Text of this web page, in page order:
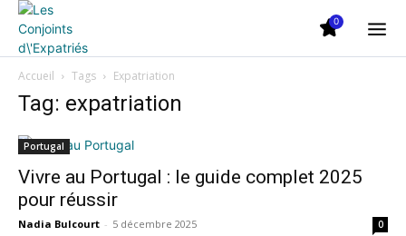
0
Accueil Tags Expatriation
Tag: expatriation
Portugal
Vivre au Portugal : le guide complet 2025
pour réussir
Nadia Bulcourt - 5 décembre 2025 0